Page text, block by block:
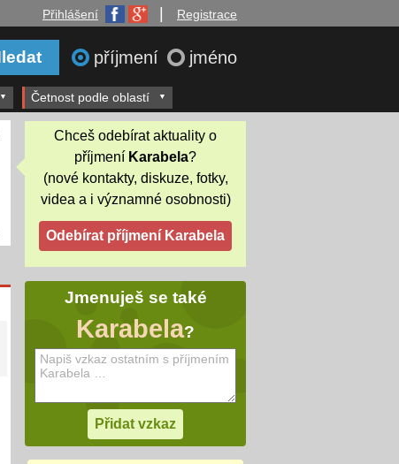
Přihlášení Registrace
příjmení jméno
Četnost podle oblastí
Chceš odebírat aktuality o
příjmení Karabela?
(nové kontakty, diskuze, fotky,
videa a i významné osobnosti)
Jmenuješ se také
Karabela?